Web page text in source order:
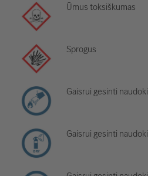
Ūmus toksiškumas
Sprogus
Gaisrui gesinti
Gaisrui gesinti